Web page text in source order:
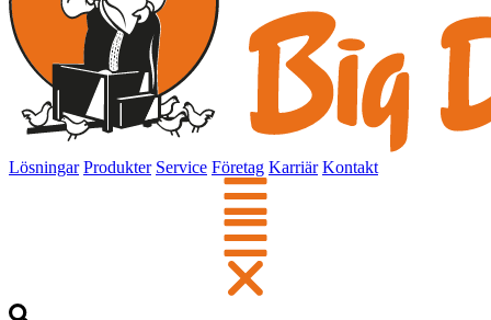
Lösningar Produkter Service Företag Karriär Kontakt